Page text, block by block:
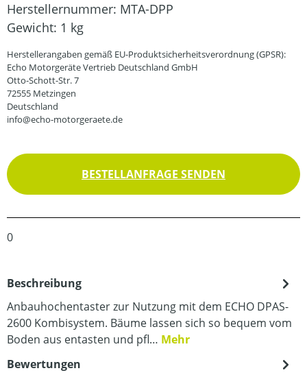
Herstellernummer: MTA-DPP
Gewicht: 1 kg
Herstellerangaben gemäß EU-Produktsicherheitsverordnung (GPSR):
Echo Motorgeräte Vertrieb Deutschland GmbH
Otto-Schott-Str. 7
72555 Metzingen
Deutschland
info@echo-motorgeraete.de
BESTELLANFRAGE SENDEN
0
Beschreibung
Anbauhochentaster zur Nutzung mit dem ECHO DPAS-
2600 Kombisystem. Bäume lassen sich so bequem vom
Boden aus entasten und pfl… Mehr
Bewertungen